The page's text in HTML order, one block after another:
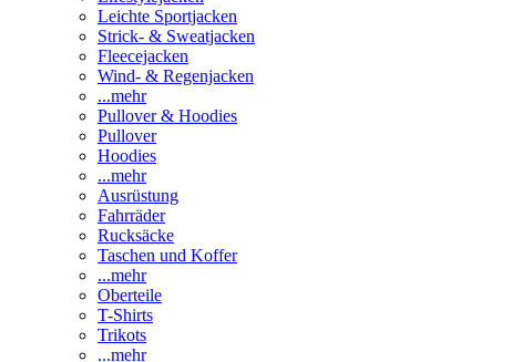
Leichte Sportjacken
Strick- & Sweatjacken
Fleecejacken
Wind- & Regenjacken
...mehr
Pullover & Hoodies
Pullover
Hoodies
...mehr
Ausrüstung
Fahrräder
Rucksäcke
Taschen und Koffer
...mehr
Oberteile
T-Shirts
Trikots
...mehr